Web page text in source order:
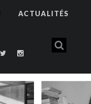
ACTUALITÉS